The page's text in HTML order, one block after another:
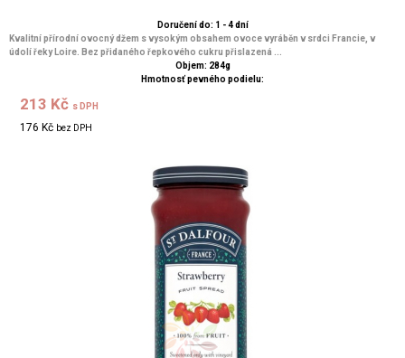
Doručení do: 1 - 4 dní
Kvalitní přírodní ovocný džem s vysokým obsahem ovoce vyráběn v srdci Francie, v
údolí řeky Loire. Bez přidaného řepkového cukru přislazená ...
Objem: 284g
Hmotnosť pevného podielu:
213 Kč s DPH
176 Kč bez DPH